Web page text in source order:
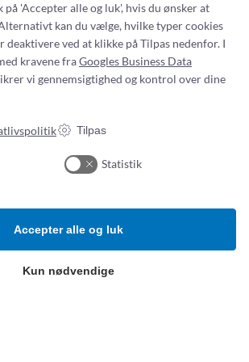
Om os
Nyheder
ESG-rapport
-artikler
Betingelser
Salg- og leveringsbetingelser
'Accepter alle og luk', hvis du ønsker at
kan du vælge, hvilke typer cookies
deaktivere ved at klikke på Tilpas nedenfor. I
kravene fraGoogles Business Data
vi gennemsigtighed og kontrol over dine
Tilpas
Statistik
Kun nødvendige
Accepter alle og luk